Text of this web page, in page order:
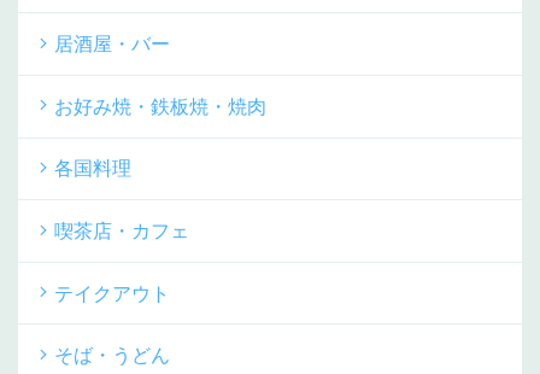
居酒屋・バー
お好み焼・鉄板焼・焼肉
各国料理
喫茶店・カフェ
テイクアウト
そば・うどん